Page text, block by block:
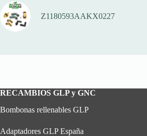
Z1180593AAKX0227
RECAMBIOS GLP y GNC
Bombonas rellenables GLP
Adaptadores GLP España